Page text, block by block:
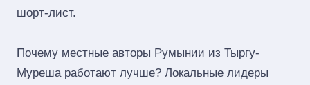
шорт‑лист.
Почему местные авторы Румынии из Тыргу-
Муреша работают лучше? Локальные лидеры